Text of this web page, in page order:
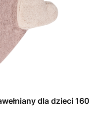
dla dzieci 160